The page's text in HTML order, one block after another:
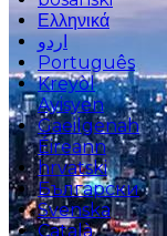
Ελληνικά
اردو
Português
Kreyòl
Ayisyen
Gaeilgenah
Éireann
hrvatski
Български
Svenska
Català